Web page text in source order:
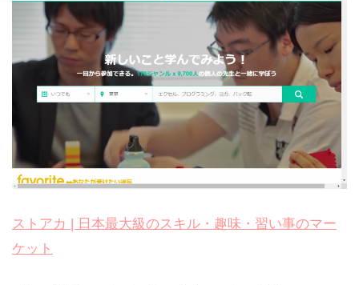
ストアカ | 日本最大級のスキル・趣味・習い事のマー
ケット